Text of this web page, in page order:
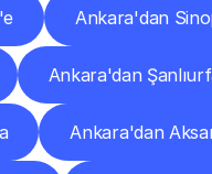
Ankara'dan
Ankara'dan
Ankara'dan